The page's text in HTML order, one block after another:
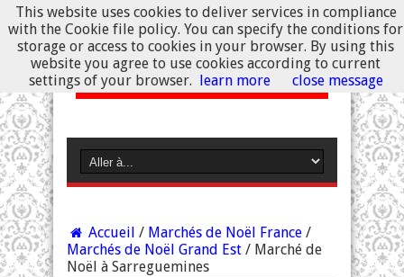
Accueil / Marchés de Noël France /
Marchés de Noël Grand Est / Marché de
Noël à Sarreguemines
This website uses cookies to deliver services in compliance
with the Cookie file policy. You can specify the conditions for
storage or access to cookies in your browser. By using this
website you agree to use cookies according to current
settings of your browser. learn more close message